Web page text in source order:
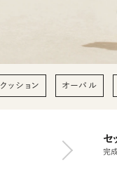
クッション オーバル
セ
完